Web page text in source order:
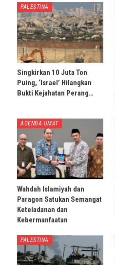
PALESTINA
Singkirkan 10 Juta Ton
Puing, ‘Israel’ Hilangkan
Bukti Kejahatan Perang…
AGENDA UMAT
Wahdah Islamiyah dan
Paragon Satukan Semangat
Keteladanan dan
Kebermanfaatan
PALESTINA